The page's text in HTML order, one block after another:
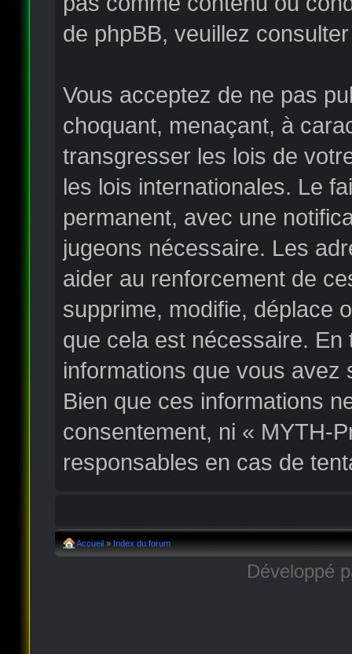
de phpBB, veuillez
Vous acceptez de ne pas
choquant, menaçant, à
transgresser les lois de
les lois internationales. Le
permanent, avec une
jugeons nécessaire. Les
aider au renforcement de
supprime, modifie, déplace
que cela est nécessaire.
informations que vous
Bien que ces informations
consentement, ni « MYTH-
responsables en cas de
Accueil » Index du forum
Développé